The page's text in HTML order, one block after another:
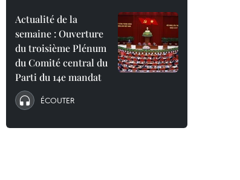
Actualité de la
semaine : Ouverture
du troisième Plénum
du Comité central du
Parti du 14e mandat
ÉCOUTER